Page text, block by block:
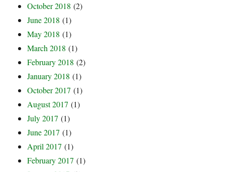
October 2018 (2)
June 2018 (1)
May 2018 (1)
March 2018 (1)
February 2018 (2)
January 2018 (1)
October 2017 (1)
August 2017 (1)
July 2017 (1)
June 2017 (1)
April 2017 (1)
February 2017 (1)